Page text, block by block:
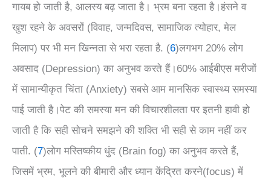
गायब हो जाती है, आलस्य बढ़ जाता है। भ्रम बना रहता है।हंसने व
खुश रहने के अवसरों (विवाह, जन्मदिवस, सामाजिक त्योहार, मेल
मिलाप) पर भी मन खिन्नता से भरा रहता है. (6)लगभग 20% लोग
अवसाद (Depression) का अनुभव करते हैं। 60% आईबीएस मरीजों
में सामान्यीकृत चिंता (Anxiety) सबसे आम मानसिक स्वास्थ्य समस्या
पाई जाती है।पेट की समस्या मन की विचारशीलता पर इतनी हावी हो
जाती है कि सही सोचने समझने की शक्ति भी सही से काम नहीं कर
पाती. (7)लोग मस्तिष्कीय धुंद (Brain fog) का अनुभव करते हैं,
जिसमें भ्रम, भूलने की बीमारी और ध्यान केंद्रित करने(focus) में